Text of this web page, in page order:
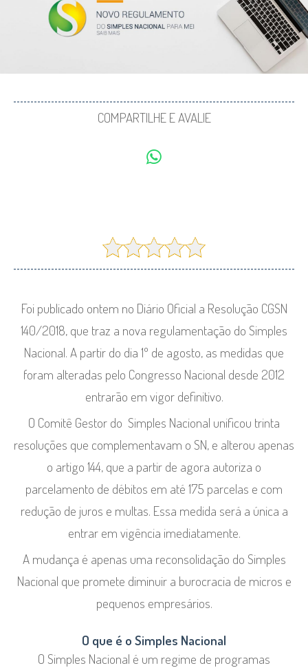
COMPARTILHE E AVALIE
Foi publicado ontem no Diário Oficial a Resolução CGSN
140/2018, que traz a nova regulamentação do Simples
Nacional. A partir do dia 1º de agosto, as medidas que
foram alteradas pelo Congresso Nacional desde 2012
entrarão em vigor definitivo.
O Comitê Gestor do Simples Nacional unificou trinta
resoluções que complementavam o SN, e alterou apenas
o artigo 144, que a partir de agora autoriza o
parcelamento de débitos em até 175 parcelas e com
redução de juros e multas. Essa medida será a única a
entrar em vigência imediatamente.
A mudança é apenas uma reconsolidação do Simples
Nacional que promete diminuir a burocracia de micros e
pequenos empresários.
O que é o Simples Nacional
O Simples Nacional é um regime de programas